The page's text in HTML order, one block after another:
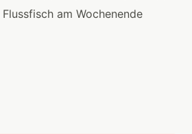
am Wochenende